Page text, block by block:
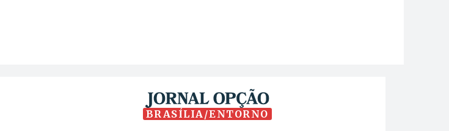
BRASÍLIA/ENTORNO